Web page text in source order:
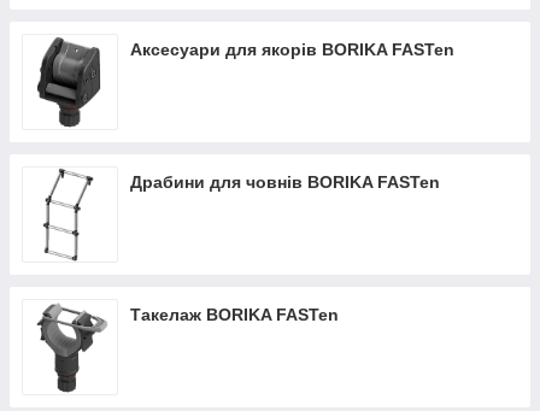
Аксесуари для якорів BORIKA FASTen
Драбини для човнів BORIKA FASTen
Такелаж BORIKA FASTen